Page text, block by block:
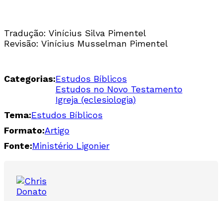
Tradução: Vinícius Silva Pimentel
Revisão: Vinícius Musselman Pimentel
Categorias:Estudos Bíblicos
Estudos no Novo Testamento
Igreja (eclesiologia)
Tema:Estudos Bíblicos
Formato:Artigo
Fonte:Ministério Ligonier